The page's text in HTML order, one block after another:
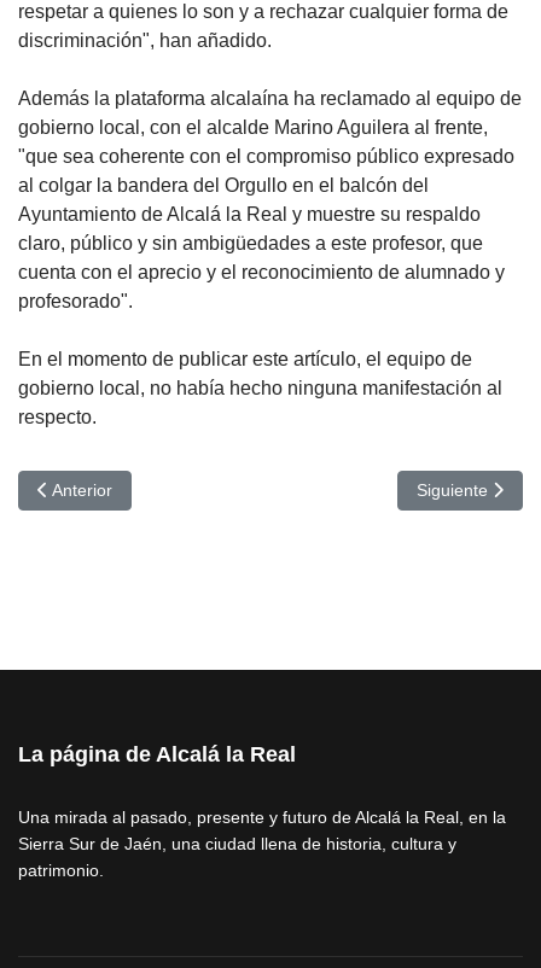
respetar a quienes lo son y a rechazar cualquier forma de
discriminación", han añadido.
Además la plataforma alcalaína ha reclamado al equipo de
gobierno local, con el alcalde Marino Aguilera al frente,
"que sea coherente con el compromiso público expresado
al colgar la bandera del Orgullo en el balcón del
Ayuntamiento de Alcalá la Real y muestre su respaldo
claro, público y sin ambigüedades a este profesor, que
cuenta con el aprecio y el reconocimiento de alumnado y
profesorado".
En el momento de publicar este artículo, el equipo de
gobierno local, no había hecho ninguna manifestación al
respecto.
Artículo anterior: Nuevos recortes sanitarios de la Junta de
Anterior Artículo
Siguiente
La página de Alcalá la Real
Una mirada al pasado, presente y futuro de Alcalá la Real, en la
Sierra Sur de Jaén, una ciudad llena de historia, cultura y
patrimonio.